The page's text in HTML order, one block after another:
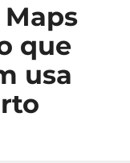
Maps
que
usa